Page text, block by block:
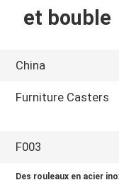
et bouble
China
Furniture Casters
F003
Des rouleaux en acier